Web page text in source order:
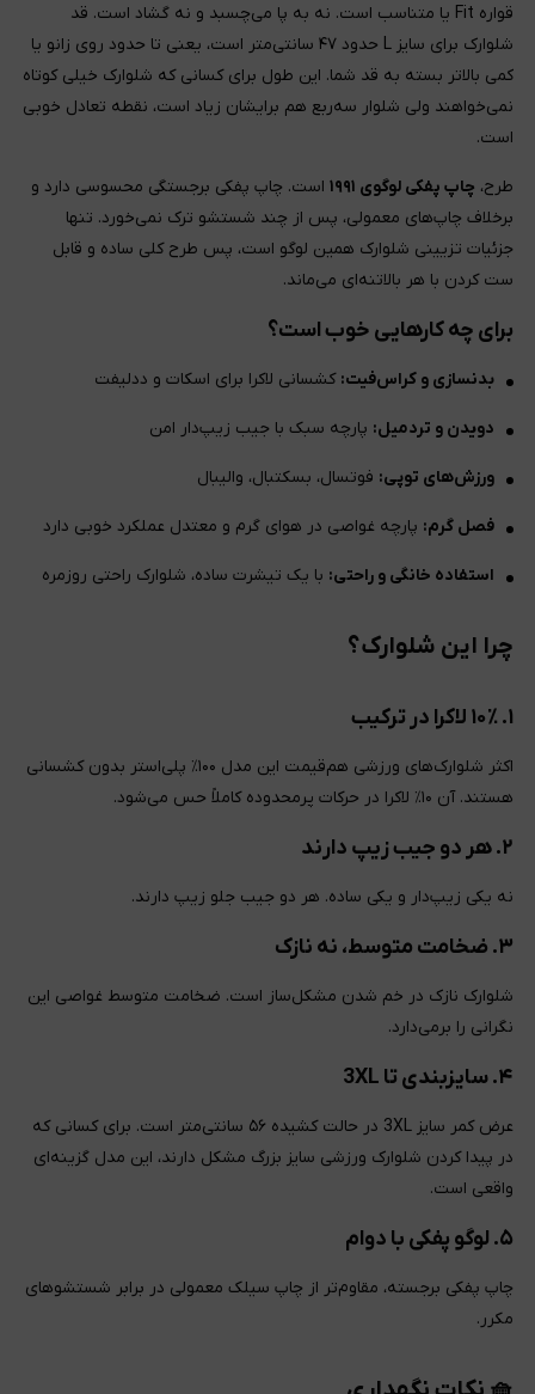
قواره Fit یا متناسب است. نه به پا می‌چسبد و نه گشاد است. قد
شلوارک برای سایز L حدود ۴۷ سانتی‌متر است، یعنی تا حدود روی زانو یا
کمی بالاتر بسته به قد شما. این طول برای کسانی که شلوارک خیلی کوتاه
نمی‌خواهند ولی شلوار سه‌ربع هم برایشان زیاد است، نقطه تعادل خوبی
است.
طرح، چاپ پفکی لوگوی ۱۹۹۱
است. چاپ پفکی برجستگی محسوسی دارد و
برخلاف چاپ‌های معمولی، پس از چند شستشو ترک نمی‌خورد. تنها
جزئیات تزیینی شلوارک همین لوگو است، پس طرح کلی ساده و قابل
ست کردن با هر بالاتنه‌ای می‌ماند.
برای چه کارهایی خوب است؟
بدنسازی و کراس‌فیت: کشسانی لاکرا برای اسکات و ددلیفت
دویدن و تردمیل: پارچه سبک با جیب زیپ‌دار امن
ورزش‌های توپی: فوتسال، بسکتبال، والیبال
فصل گرم: پارچه غواصی در هوای گرم و معتدل عملکرد خوبی دارد
استفاده خانگی و راحتی: با یک تیشرت ساده، شلوارک راحتی روزمره
چرا این شلوارک؟
۱. ۱۰٪ لاکرا در ترکیب
اکثر شلوارک‌های ورزشی هم‌قیمت این مدل ۱۰۰٪ پلی‌استر بدون کشسانی
هستند. آن ۱۰٪ لاکرا در حرکات پرمحدوده کاملاً حس می‌شود.
۲. هر دو جیب زیپ دارند
نه یکی زیپ‌دار و یکی ساده. هر دو جیب جلو زیپ دارند.
۳. ضخامت متوسط، نه نازک
شلوارک نازک در خم شدن مشکل‌ساز است. ضخامت متوسط غواصی این
نگرانی را برمی‌دارد.
۴. سایزبندی تا 3XL
عرض کمر سایز 3XL در حالت کشیده ۵۶ سانتی‌متر است. برای کسانی که
در پیدا کردن شلوارک ورزشی سایز بزرگ مشکل دارند، این مدل گزینه‌ای
واقعی است.
۵. لوگو پفکی با دوام
چاپ پفکی برجسته، مقاوم‌تر از چاپ سیلک معمولی در برابر شستشوهای
مکرر.